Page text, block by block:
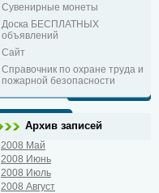
Сувенирные монеты
Доска БЕСПЛАТНЫХ
объявлений
Сайт
Справочник по охране труда и
пожарной безопасности
Архив записей
2008 Май
2008 Июнь
2008 Июль
2008 Август